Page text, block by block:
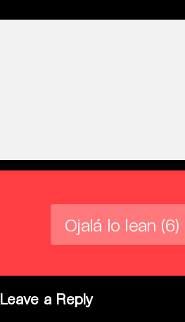
Ojalá lo lean (6)
Leave a Reply